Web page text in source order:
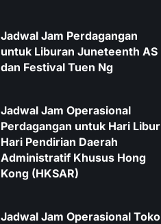
Jadwal Jam Perdagangan
untuk Liburan Juneteenth AS
dan Festival Tuen Ng
Jadwal Jam Operasional
Perdagangan untuk Hari Libur
Hari Pendirian Daerah
Administratif Khusus Hong
Kong (HKSAR)
Jadwal Jam Operasional Toko